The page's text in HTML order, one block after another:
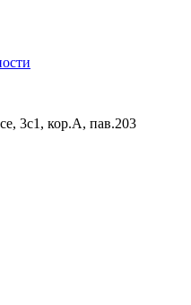
3с1, кор.А, пав.203